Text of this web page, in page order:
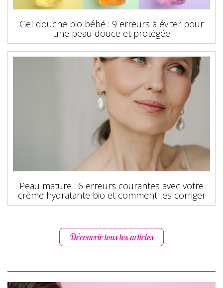
Gel douche bio bébé : 9 erreurs à éviter pour
une peau douce et protégée
Peau mature : 6 erreurs courantes avec votre
crème hydratante bio et comment les corriger
Découvrir tous les articles